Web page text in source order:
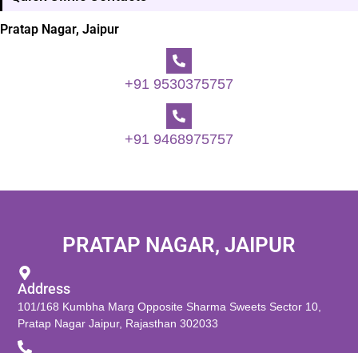
Pratap Nagar, Jaipur
+91 9530375757
+91 9468975757
PRATAP NAGAR, JAIPUR
Address
101/168 Kumbha Marg Opposite Sharma Sweets Sector 10,
Pratap Nagar Jaipur, Rajasthan 302033